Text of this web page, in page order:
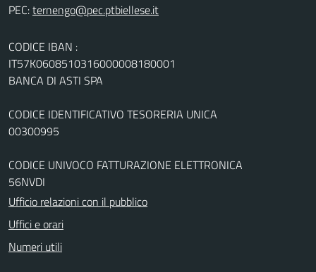
PEC:
CODICE IBAN :
IT57K0608510316000008180001
BANCA DI ASTI SPA
CODICE IDENTIFICATIVO TESORERIA UNICA
00300995
CODICE UNIVOCO FATTURAZIONE ELETTRONICA
56NVDI
Ufficio relazioni con il pubblico
Uffici e orari
Numeri utili